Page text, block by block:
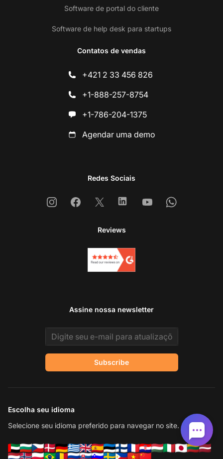
Software de portal do cliente
Software de help desk para startups
Contatos de vendas
+421 2 33 456 826
+1-888-257-8754
+1-786-204-1375
Agendar uma demo
Redes Sociais
InstagramFacebook
X LinkedinYoutubeWhatsapp
Reviews
Assine nossa newsletter
Email address
Subscribe
Escolha seu idioma
Selecione seu idioma preferido para navegar no site.